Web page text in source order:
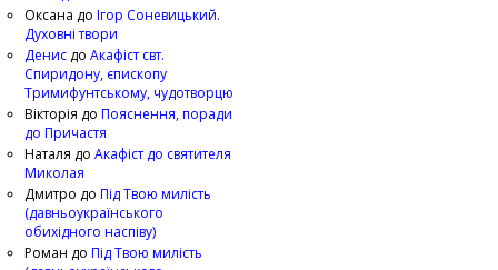
Оксана до Ігор Соневицький.
Духовні твори
Денис до Акафіст свт.
Спиридону, єпископу
Тримифунтському, чудотворцю
Вікторія до Пояснення, поради
до Причастя
Наталя до Акафіст до святителя
Миколая
Дмитро до Під Твою милість
(давньоукраїнського
обихідного наспіву)
Роман до Під Твою милість